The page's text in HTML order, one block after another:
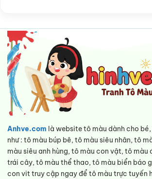
Anhve.com là website tô màu dành cho
như : tô màu búp bê, tô màu siêu nhân, tô
màu siêu anh hùng, tô màu con vật, tô màu
trái cây, tô màu thể thao, tô màu biển báo
con vit truy cập ngay để tô màu trực tuyến